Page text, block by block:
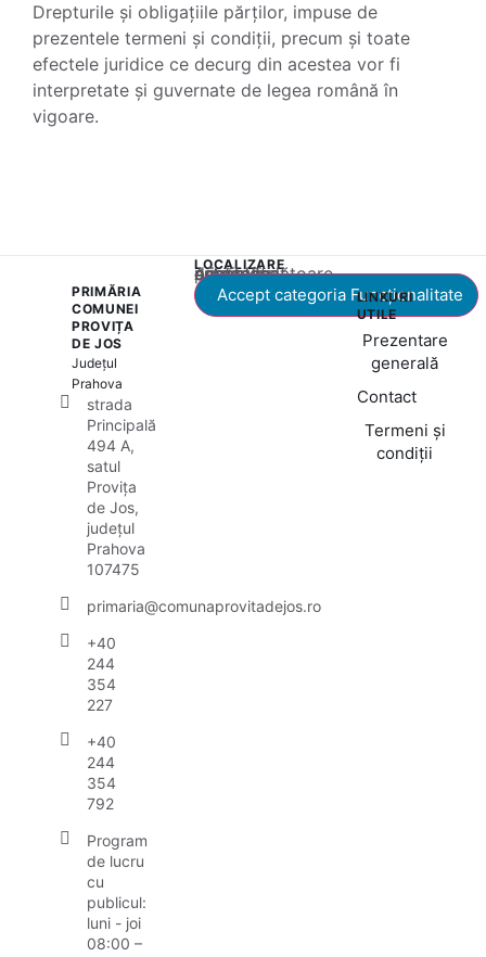
Drepturile și obligațiile părților, impuse de
prezentele termeni și condiții, precum și toate
efectele juridice ce decurg din acestea vor fi
interpretate și guvernate de legea română în
vigoare.
PRIMĂRIA
COMUNEI
PROVIȚA
DE JOS
Județul
Prahova
strada
Principală
494 A,
satul
Provița
de Jos,
județul
Prahova
107475
primaria@comunaprovitadejos.ro
+40
244
354
227
+40
244
354
792
Program
de lucru
cu
publicul:
luni - joi
08:00 –
LOCALIZARE
Acest conținut este blocat până când acceptați categoria corespunzătoare de cookie-uri.
Accept categoria Funcționalitate
LINKURI
UTILE
Prezentare
generală
Contact
Termeni și
condiții